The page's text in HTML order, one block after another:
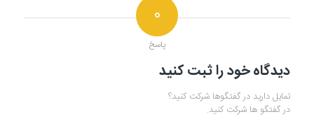
۰
پاسخ
دیدگاه خود را ثبت کنید
تمایل دارید در گفتگوها شرکت کنید؟
در گفتگو ها شرکت کنید.